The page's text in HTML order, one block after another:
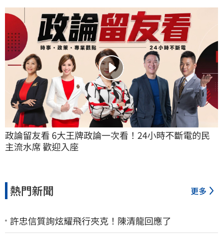
政論留友看 6大王牌政論一次看！24小時不斷電的民
主流水席 歡迎入座
熱門新聞 更多
許忠信質詢炫耀飛行夾克！陳清龍回應了